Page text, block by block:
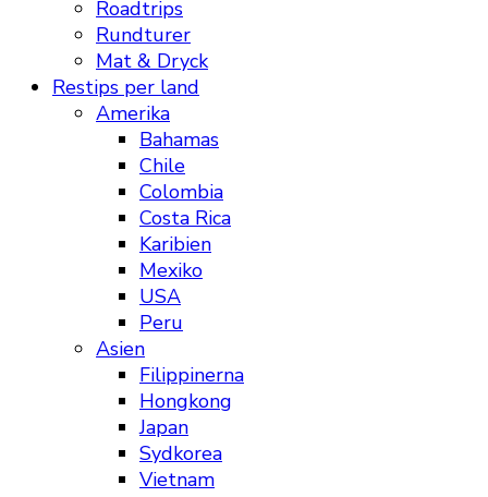
Roadtrips
Rundturer
Mat & Dryck
Restips per land
Amerika
Bahamas
Chile
Colombia
Costa Rica
Karibien
Mexiko
USA
Peru
Asien
Filippinerna
Hongkong
Japan
Sydkorea
Vietnam